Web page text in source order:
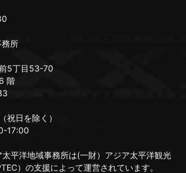
務所
5丁目53-70
階
日を除く）
17:00
平洋地域事務所は(一財）アジア太平洋観光
）の支援によって運営されています。